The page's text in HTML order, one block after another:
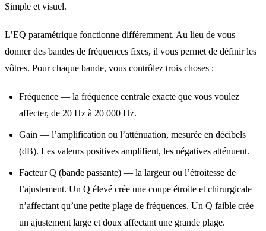
Simple et visuel.
L’EQ paramétrique fonctionne différemment. Au lieu de vous
donner des bandes de fréquences fixes, il vous permet de définir les
vôtres. Pour chaque bande, vous contrôlez trois choses :
Fréquence — la fréquence centrale exacte que vous voulez
affecter, de 20 Hz à 20 000 Hz.
Gain — l’amplification ou l’atténuation, mesurée en décibels
(dB). Les valeurs positives amplifient, les négatives atténuent.
Facteur Q (bande passante) — la largeur ou l’étroitesse de
l’ajustement. Un Q élevé crée une coupe étroite et chirurgicale
n’affectant qu’une petite plage de fréquences. Un Q faible crée
un ajustement large et doux affectant une grande plage.